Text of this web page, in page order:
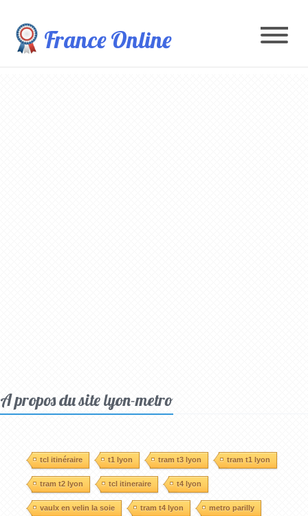
France Online
A propos du site lyon-metro
tcl itinéraire t1 lyon tram t3 lyon tram t1 lyon
tram t2 lyon tcl itineraire t4 lyon
vaulx en velin la soie tram t4 lyon metro parilly